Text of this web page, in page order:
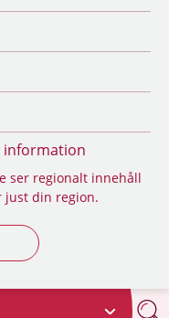
information
ser regionalt innehåll
just din region.